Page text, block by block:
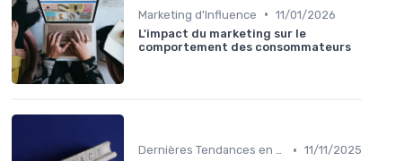
Marketing d'Influence • 11/01/2026
L'impact du marketing sur le
comportement des consommateurs
Dernières Tendances en Marketing Digital • 11/11/2025